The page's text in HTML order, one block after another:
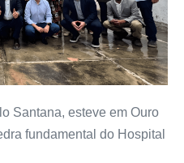
Santana, esteve em Ouro
fundamental do Hospital